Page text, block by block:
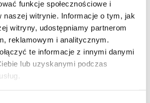
funkcje społecznościowe i
naszej witrynie. Informacje o tym, jak
witryny, udostępniamy partnerom
reklamowym i analitycznym.
te informacje z innymi danymi
lub uzyskanymi podczas